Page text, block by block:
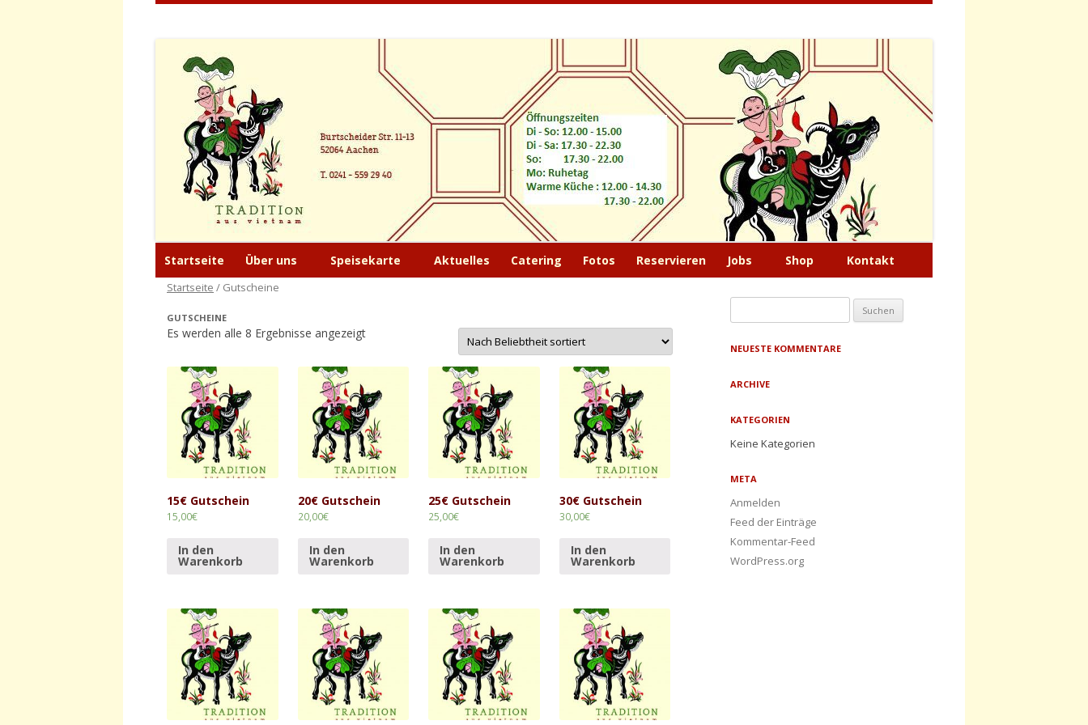
Tradition aus Vietnam
Startseite Über uns Speisekarte Aktuelles Catering Fotos Reservieren Jobs Shop Kontakt
Startseite / Gutscheine
GUTSCHEINE
Es werden alle 8 Ergebnisse angezeigt
15€ Gutschein
15,00€
In den
Warenkorb
20€ Gutschein
20,00€
In den
Warenkorb
25€ Gutschein
25,00€
In den
Warenkorb
30€ Gutschein
30,00€
In den
Warenkorb
nach:
NEUESTE KOMMENTARE
ARCHIVE
KATEGORIEN
Keine Kategorien
META
Anmelden
Feed der Einträge
Kommentar-Feed
WordPress.org